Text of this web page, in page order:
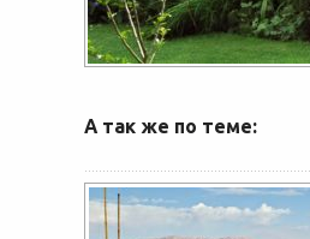
А так же по теме: